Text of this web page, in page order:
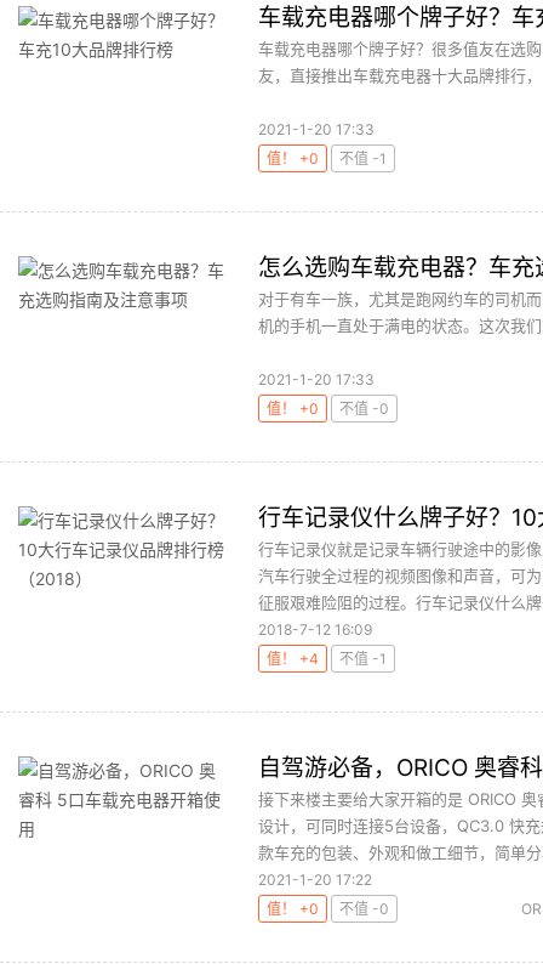
车载充电器哪个牌子好？
车载充电器哪个牌子好？很多值友在选
友，直接推出车载充电器十大品牌排行
2021-1-20 17:33
值！ +0
不值 -1
怎么选购车载充电器？车
对于有车一族，尤其是跑网约车的司机
机的手机一直处于满电的状态。这次我
2021-1-20 17:33
值！ +0
不值 -0
行车记录仪什么牌子好？
行车记录仪就是记录车辆行驶途中的影
汽车行驶全过程的视频图像和声音，可
征服艰难险阻的过程。行车记录仪什么
2018-7-12 16:09
值！ +4
不值 -1
自驾游必备，ORICO 奥睿
接下来楼主要给大家开箱的是 ORICO
设计，可同时连接5台设备，QC3.0 快
款车充的包装、外观和做工细节，简单
2021-1-20 17:22
值！ +0
不值 -0